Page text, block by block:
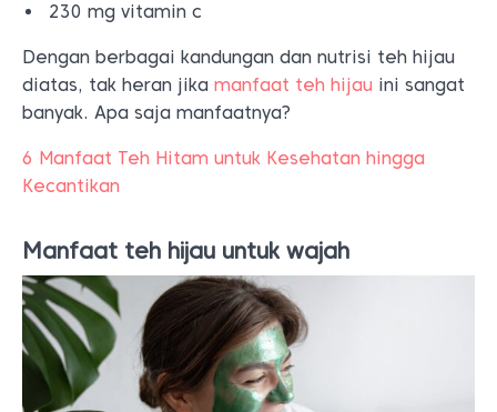
230 mg vitamin c
Dengan berbagai kandungan dan nutrisi teh hijau
diatas, tak heran jika manfaat teh hijau ini sangat
banyak. Apa saja manfaatnya?
6 Manfaat Teh Hitam untuk Kesehatan hingga
Kecantikan
Manfaat teh hijau untuk wajah